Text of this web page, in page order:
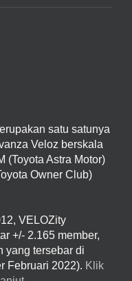
satu satunya
Veloz berskala
(Toyota Astra Motor)
Owner Club)
VELOZity
+/- 2.165 member,
yang tersebar di
Februari 2022). Klik